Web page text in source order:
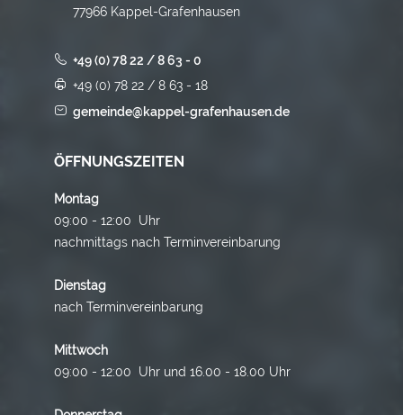
77966 Kappel-Grafenhausen
+49 (0) 78 22 / 8 63 - 0
+49 (0) 78 22 / 8 63 - 18
gemeinde@kappel-grafenhausen.de
ÖFFNUNGSZEITEN
Montag
09:00 - 12:00 Uhr
nachmittags nach Terminvereinbarung
Dienstag
nach Terminvereinbarung
Mittwoch
09:00 - 12:00 Uhr und 16.00 - 18.00 Uhr